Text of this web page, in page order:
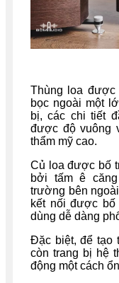
Thùng loa được
bọc ngoài một
bị, các chi tiết
được độ vuông
thẩm mỹ cao.
Củ loa được bố
bởi tấm ê
trường bên
kết nối được
dùng dễ dàng
Đặc biệt, để tạo
còn trang bị hệ
động một cách